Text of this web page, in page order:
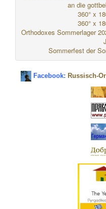
an die
360° x
360° x
Orthodoxes Sommerlager
Sommerfest der
Facebook: Russisch-